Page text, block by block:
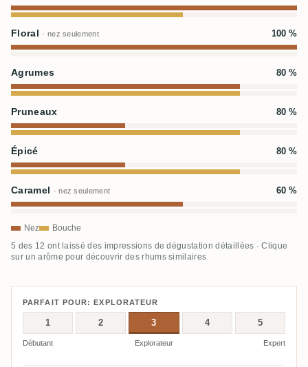
Floral · nez seulement 100 %
Agrumes 80 %
Pruneaux 80 %
Épicé 80 %
Caramel · nez seulement 60 %
Nez Bouche
5 des 12 ont laissé des impressions de dégustation détaillées · Clique
sur un arôme pour découvrir des rhums similaires
PARFAIT POUR: EXPLORATEUR
1 2 3 4 5
Débutant Explorateur Expert